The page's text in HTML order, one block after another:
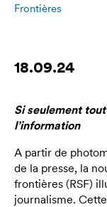
Frontières
18.09.24
Si seulement
l’information
A partir de
de la presse, la
frontières (RSF)
journalisme.